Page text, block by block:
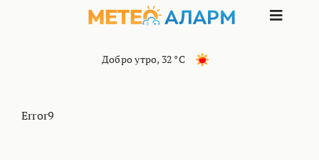
Toggle
Добро утро, 32 °C
Error9